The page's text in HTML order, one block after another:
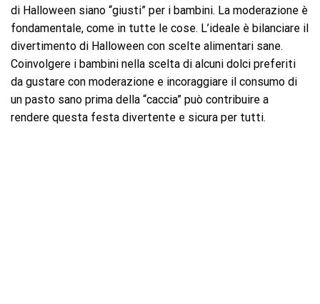
di Halloween siano “giusti” per i bambini. La moderazione è
fondamentale, come in tutte le cose. L’ideale è bilanciare il
divertimento di Halloween con scelte alimentari sane.
Coinvolgere i bambini nella scelta di alcuni dolci preferiti
da gustare con moderazione e incoraggiare il consumo di
un pasto sano prima della “caccia” può contribuire a
rendere questa festa divertente e sicura per tutti.